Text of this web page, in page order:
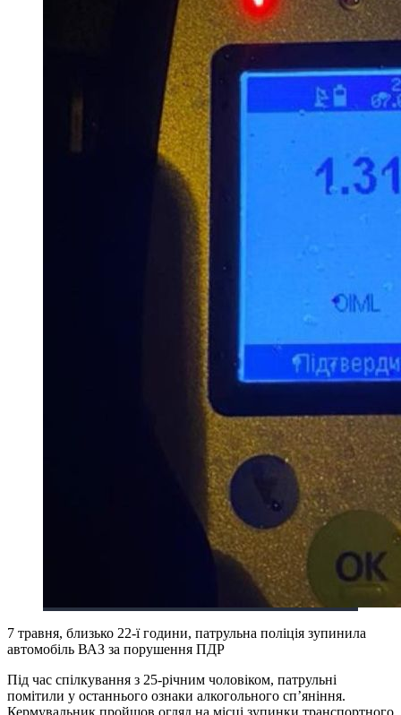
7 травня, близько 22-ї години, патрульна поліція зупинила
автомобіль ВАЗ за порушення ПДР
Під час спілкування з 25-річним чоловіком, патрульні
помітили у останнього ознаки алкогольного спʼяніння.
Кермувальник пройшов огляд на місці зупинки транспортного